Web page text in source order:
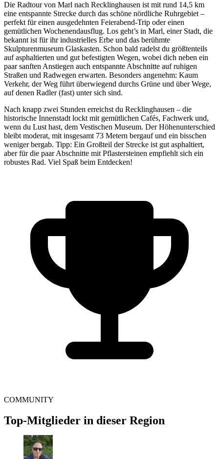
Die Radtour von Marl nach Recklinghausen ist mit rund 14,5 km
eine entspannte Strecke durch das schöne nördliche Ruhrgebiet –
perfekt für einen ausgedehnten Feierabend-Trip oder einen
gemütlichen Wochenendausflug. Los geht’s in Marl, einer Stadt, die
bekannt ist für ihr industrielles Erbe und das berühmte
Skulpturenmuseum Glaskasten. Schon bald radelst du größtenteils
auf asphaltierten und gut befestigten Wegen, wobei dich neben ein
paar sanften Anstiegen auch entspannte Abschnitte auf ruhigen
Straßen und Radwegen erwarten. Besonders angenehm: Kaum
Verkehr, der Weg führt überwiegend durchs Grüne und über Wege,
auf denen Radler (fast) unter sich sind.
Nach knapp zwei Stunden erreichst du Recklinghausen – die
historische Innenstadt lockt mit gemütlichen Cafés, Fachwerk und,
wenn du Lust hast, dem Vestischen Museum. Der Höhenunterschied
bleibt moderat, mit insgesamt 73 Metern bergauf und ein bisschen
weniger bergab. Tipp: Ein Großteil der Strecke ist gut asphaltiert,
aber für die paar Abschnitte mit Pflastersteinen empfiehlt sich ein
robustes Rad. Viel Spaß beim Entdecken!
COMMUNITY
Top-Mitglieder in dieser Region